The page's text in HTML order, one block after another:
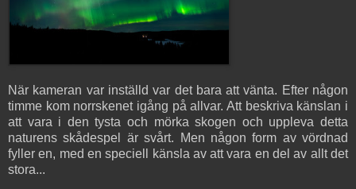
När kameran var inställd var det bara att vänta. Efter någon
timme kom norrskenet igång på allvar. Att beskriva känslan i
att vara i den tysta och mörka skogen och uppleva detta
naturens skådespel är svårt. Men någon form av vördnad
fyller en, med en speciell känsla av att vara en del av allt det
stora...